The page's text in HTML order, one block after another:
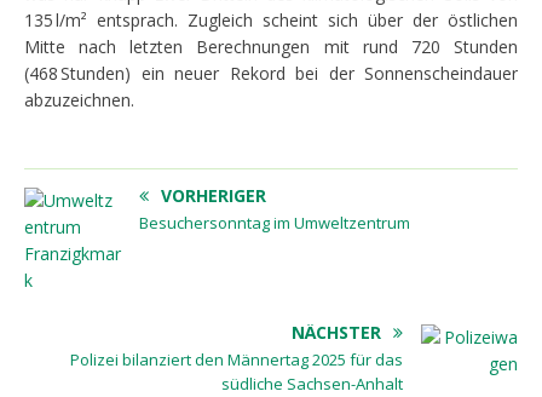
135 l/m² entsprach. Zugleich scheint sich über der östlichen
Mitte nach letzten Berechnungen mit rund 720 Stunden
(468 Stunden) ein neuer Rekord bei der Sonnenscheindauer
abzuzeichnen.
VORHERIGER
Besuchersonntag im Umweltzentrum
NÄCHSTER
Polizei bilanziert den Männertag 2025 für das
südliche Sachsen-Anhalt